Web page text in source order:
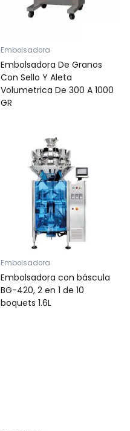
Embolsadora
Embolsadora De Granos
Con Sello Y Aleta
Volumetrica De 300 A 1000
GR
Embolsadora
Embolsadora con báscula
BG-420, 2 en 1 de 10
boquets 1.6L